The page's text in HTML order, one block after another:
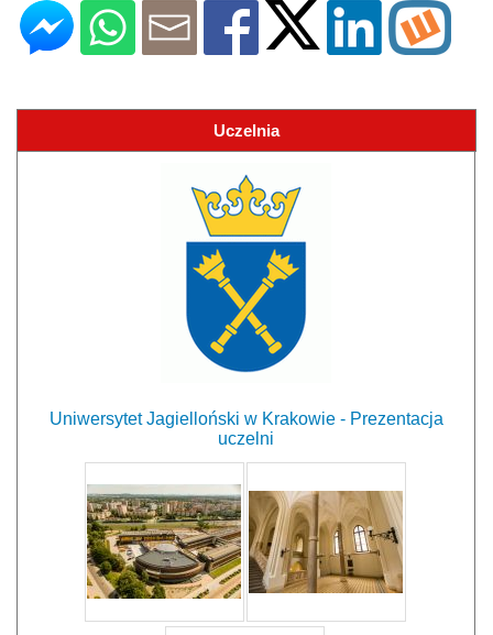
Uczelnia
Uniwersytet Jagielloński w Krakowie - Prezentacja
uczelni